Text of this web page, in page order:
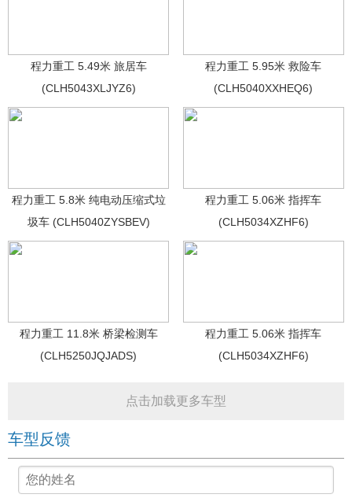
程力重工 5.49米 旅居车
(CLH5043XLJYZ6)
程力重工 5.95米 救险车
(CLH5040XXHEQ6)
程力重工 5.8米 纯电动压缩式垃
圾车 (CLH5040ZYSBEV)
程力重工 5.06米 指挥车
(CLH5034XZHF6)
程力重工 11.8米 桥梁检测车
(CLH5250JQJADS)
程力重工 5.06米 指挥车
(CLH5034XZHF6)
点击加载更多车型
车型反馈